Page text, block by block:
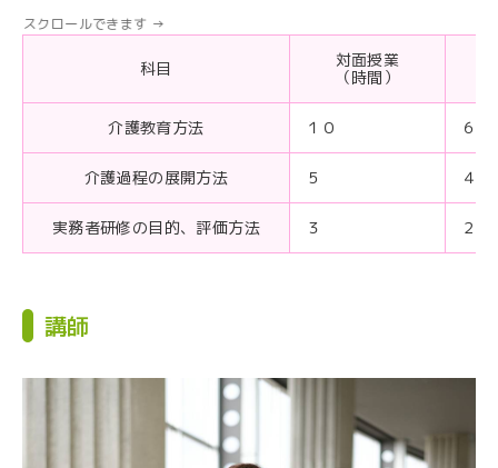
科目
対面授業
（時間）
介護教育方法 １０ ６
介護過程の展開方法 ５ ４
実務者研修の目的、評価方法 ３ ２
講師